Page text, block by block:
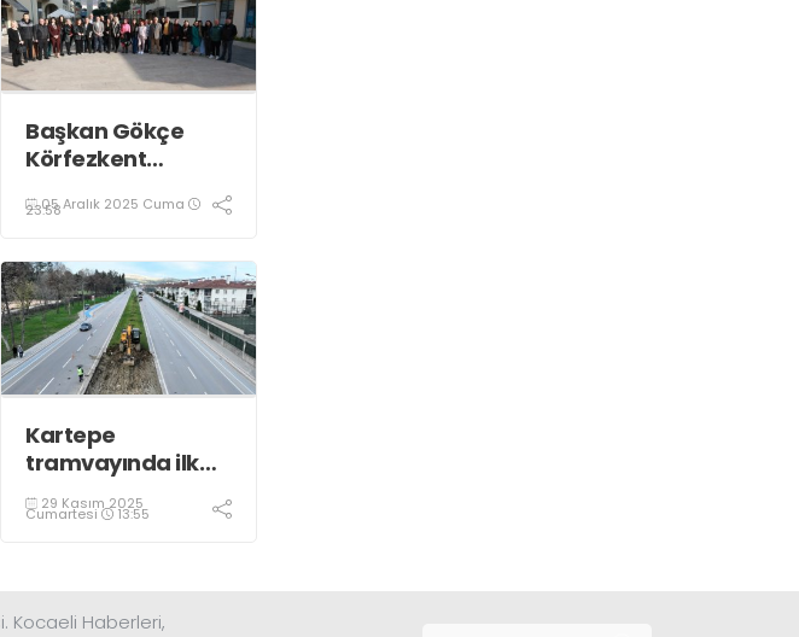
Başkan Gökçe
Körfezkent
Oldu
05 Aralık 2025 Cuma
23:58
Kartepe
tramvayında ilk
kepçe vuruldu
29 Kasım 2025
Cumartesi 13:55
Kocaeli Haberleri,